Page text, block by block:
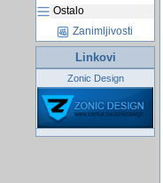
Ostalo
Zanimljivosti
Linkovi
Zonic Design